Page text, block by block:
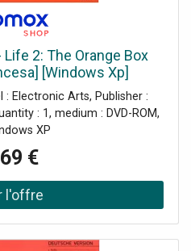
2: The Orange Box
[Windows Xp]
: Electronic Arts, Publisher :
: 1, medium : DVD-ROM,
XP
€